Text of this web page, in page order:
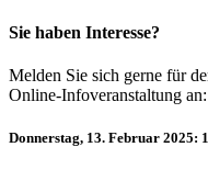
Sie haben Interesse?
Melden Sie sich gerne für
Online-Infoveranstaltung an:
Donnerstag, 13. Februar 2025: